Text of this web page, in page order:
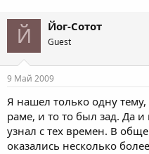
Й Йог-Сотот
Guest
9 Май 2009
Я нашел только одну
раме, и то то был зад. Да
узнал с тех времен. В
оказались несколько